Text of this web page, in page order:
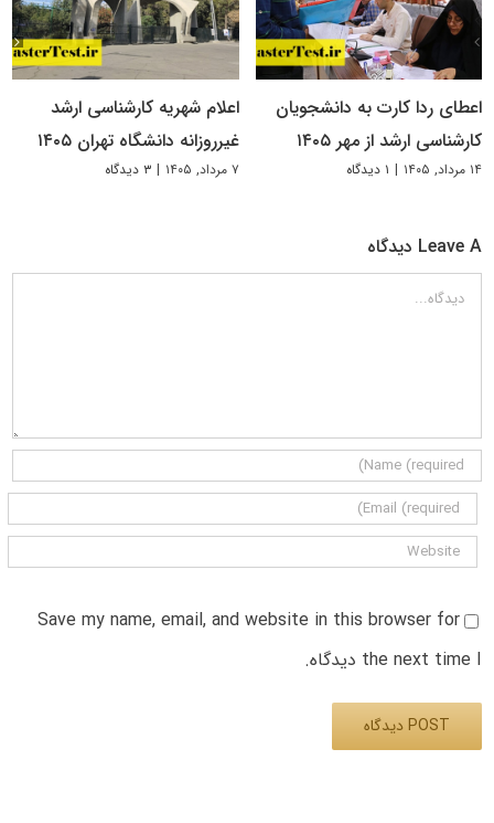
اعطای ردا کارت به دانشجویان
کارشناسی ارشد از مهر ۱۴۰۵
۱۴ مرداد, ۱۴۰۵ | ۱ دیدگاه
اعلام شهریه کارشناسی ارشد
غیرروزانه دانشگاه تهران ۱۴۰۵
۷ مرداد, ۱۴۰۵ | ۳ دیدگاه
Leave A دیدگاه
دیدگاه
Save my name, email, and website in this browser for
the next time I دیدگاه.